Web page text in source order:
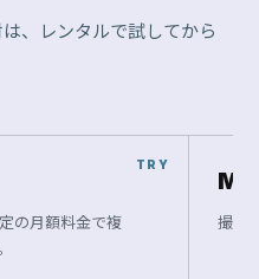
、レンタルで試してから
の月額料金で複
撮影